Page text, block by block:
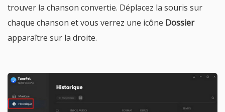
trouver la chanson convertie. Déplacez la souris sur
chaque chanson et vous verrez une icône Dossier
apparaître sur la droite.